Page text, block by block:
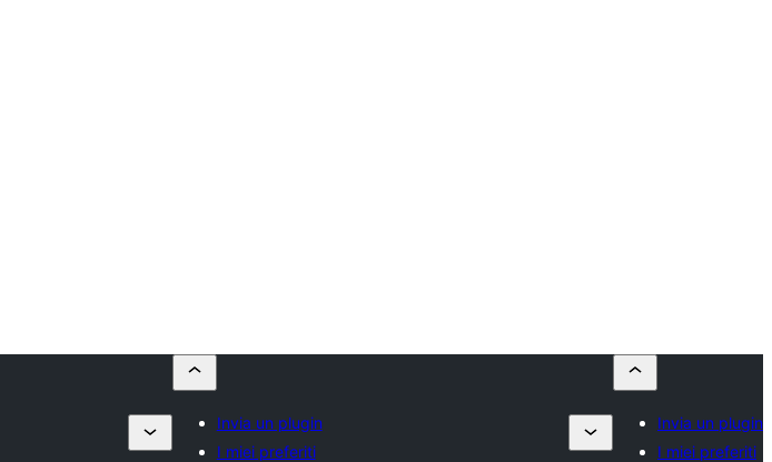
Invia un plugin
I miei preferiti
Invia un plugin
I miei preferiti